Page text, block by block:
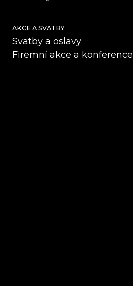
AKCE A SVATBY
Svatby a oslavy
Firemní akce a konference